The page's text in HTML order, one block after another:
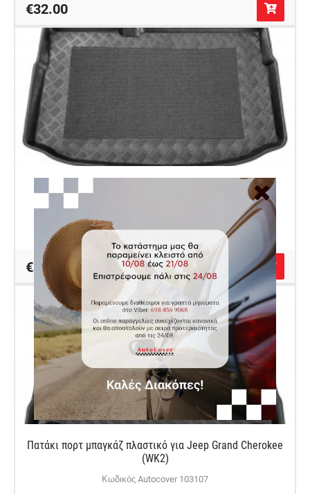
€32.00
Πατάκι πορτ μπαγκάζ πλαστικό για Citroen C3 II
Κωδικός Autocover 100131M
€32.00
Πατάκι πορτ μπαγκάζ πλαστικό για Jeep Grand Cherokee
(WK2)
Κωδικός Autocover 103107